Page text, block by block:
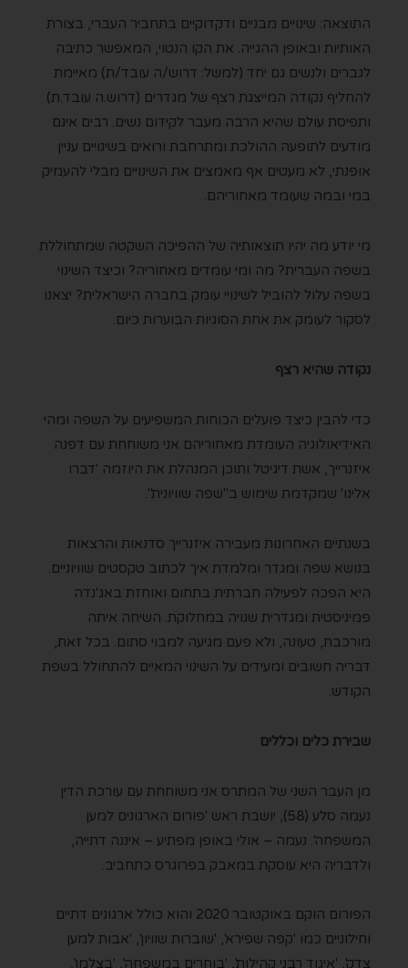
התוצאה: שינויים מבניים ודקדוקיים בתחביר העברי, בצורת
האותיות ובאופן ההגייה. את הקו הנטוי, המאפשר כתיבה
לגברים ולנשים גם יחד (למשל: דרוש/ה עובד/ת) מאיימת
להחליף נקודה המייצגת רצף של מגדרים (דרוש.ה עובד.ת)
ותפיסת עולם שהיא הרבה מעבר לקידום נשים. רבים אינם
מודעים לתופעה ההולכת ומתרחבת ורואים בשינויים עניין
אופנתי, לא מעטים אף מאמצים את השינויים מבלי להעמיק
במי ובמה שעומד מאחוריהם.
מי יודע מה יהיו תוצאותיה של ההפיכה השקטה שמתחוללת
בשפה העברית? מה ומי עומדים מאחוריה? וכיצד השינוי
בשפה עלול להוביל לשינויי עומק בחברה הישראלית? יצאנו
לסקור לעומק את אחת הסוגיות הבוערות כיום.
נקודה שהיא רצף
כדי להבין כיצד פועלים הכוחות המשפיעים על השפה ומהי
האידיאולוגיה העומדת מאחוריהם אני משוחחת עם דפנה
איזנרייך, אשת דיגיטל ותוכן המנהלת את היוזמה 'דברו
אלינו' שמקדמת שימוש ב"שפה שוויונית".
בשנתיים האחרונות מעבירה איזנרייך סדנאות והרצאות
בנושא שפה ומגדר ומלמדת איך לכתוב טקסטים שוויוניים.
היא הפכה לפעילה חברתית בתחום ואוחזת באג'נדה
פמיניסטית ומגדרית שנויה במחלוקת. השיחה איתה
מורכבת, טעונה, ולא פעם מגיעה למבוי סתום. בכל זאת,
דבריה חשובים ומעידים על השינוי המאיים להתחולל בשפת
הקודש.
שבירת כלים וכללים
מן העבר השני של המתרס אני משוחחת עם עורכת הדין
נעמה סלע (58), יושבת ראש 'פורום הארגונים למען
המשפחה'. נעמה – אולי באופן מפתיע – איננה דתייה,
ולדבריה היא עוסקת במאבק בפרוגרס כתחביב.
הפורום הוקם באוקטובר 2020 והוא כולל ארגונים דתיים
וחילוניים כמו 'קפה שפירא', 'שוברות שוויון', 'אבות למען
צדק', 'איגוד רבני קהילות', 'בוחרים במשפחה', 'בצלמו',